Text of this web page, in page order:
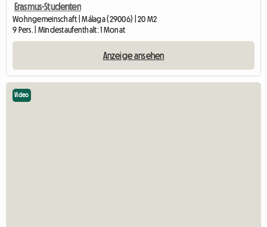
Erasmus-Studenten
Wohngemeinschaft | Málaga (29006) | 20 M2
9 Pers. | Mindestaufenthalt: 1 Monat
Anzeige ansehen
Video